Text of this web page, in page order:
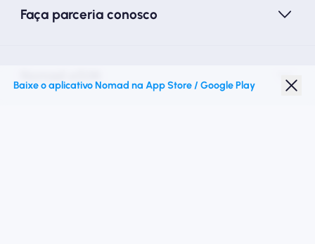
Faça parceria conosco
Baixe o aplicativo Nomad na App Store / Google Play